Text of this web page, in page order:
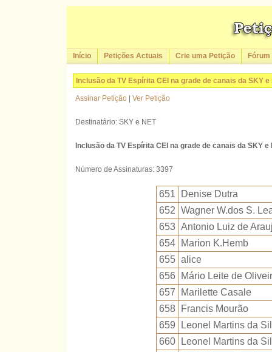
Início Petições Actuais Crie uma Petição Fórum
Inclusão da TV Espírita CEI na grade de canais da SKY e
Assinar Petição Ver Petição
Destinatário: SKY e NET
Inclusão da TV Espírita CEI na grade de canais da SKY e
Número de Assinaturas: 3397
651
Denise Dutra
652 Wagner W.dos S.
653 Antonio Luiz de
654
Marion K.Hemb
655 alice
656
Mário Leite de
657
Marilette Casale
658
Francis Mourão
659
Leonel Martins da
660
Leonel Martins da